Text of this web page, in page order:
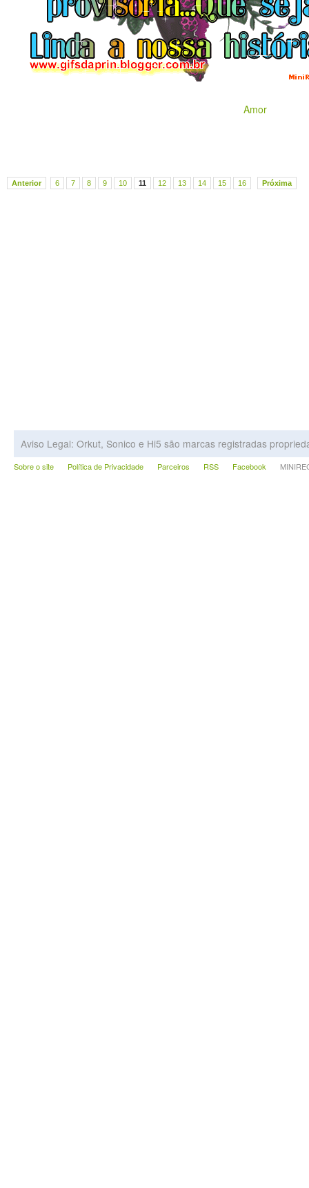
Amor
Anterior 6 7 8 9 10 11 12 13 14 15 16 Próxima
Aviso Legal: Orkut, Sonico e Hi5 são marcas registradas
Sobre o site Política de Privacidade Parceiros RSS Facebook